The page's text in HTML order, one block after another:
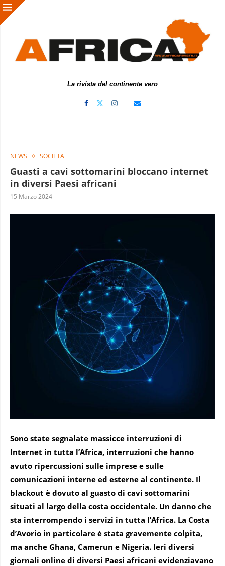
La rivista del continente vero
NEWS SOCIETÀ
Guasti a cavi sottomarini bloccano internet
in diversi Paesi africani
15 Marzo 2024
Sono state segnalate massicce interruzioni di
Internet in tutta l’Africa, interruzioni che hanno
avuto ripercussioni sulle imprese e sulle
comunicazioni interne ed esterne al continente. Il
blackout è dovuto al guasto di cavi sottomarini
situati al largo della costa occidentale. Un danno che
sta interrompendo i servizi in tutta l’Africa. La Costa
d’Avorio in particolare è stata gravemente colpita,
ma anche Ghana, Camerun e Nigeria. Ieri diversi
giornali online di diversi Paesi africani evidenziavano